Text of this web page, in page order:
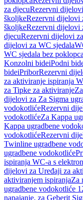
za djecuRezervni
školjkeRezervni dijelovi
školjkeRezervni dijelovi
djecuRezervni dijelovi
dijelovi za WC sjedala
WC sjedala bez poklopca
Konzolni bideiPodni
bideiPriborRezervni
za aktiviranje ispiranja
za Tipke za aktiviranje
dijelovi za Za Sigma
vodokotlićeRezervni
vodokotlićeZa Kappa
Kappa ugradbene
vodokotlićeRezervni
Twinline ugradbene
ugradbene vodokotliće
ispiranja WC-a s
dijelovi za Uređaji za
aktiviranjem ispiranjaZa
ugradbene vodokotliće
napajanje, za Geberit